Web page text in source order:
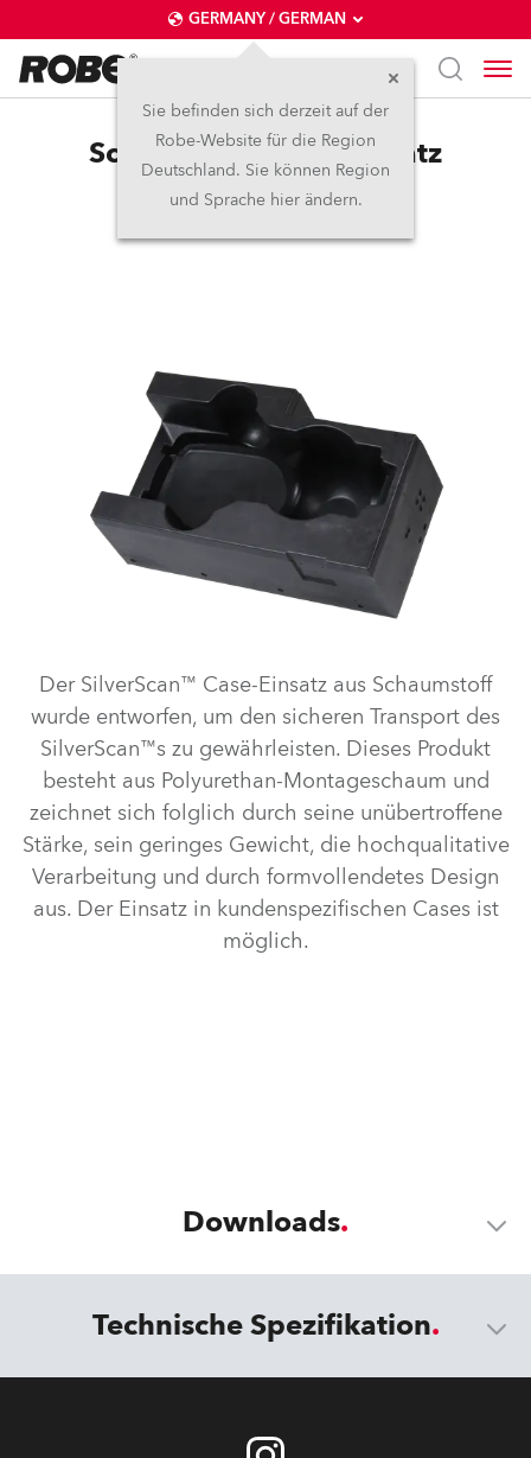
GERMANY / GERMAN
Sie befinden sich derzeit auf der
Robe-Website für die Region
Deutschland. Sie können Region
und Sprache hier ändern.
Schaumstoff Case-Einsatz
SilverScan™
Der SilverScan™ Case-Einsatz aus Schaumstoff
wurde entworfen, um den sicheren Transport des
SilverScan™s zu gewährleisten. Dieses Produkt
besteht aus Polyurethan-Montageschaum und
zeichnet sich folglich durch seine unübertroffene
Stärke, sein geringes Gewicht, die hochqualitative
Verarbeitung und durch formvollendetes Design
aus. Der Einsatz in kundenspezifischen Cases ist
möglich.
Downloads
Technische Spezifikation